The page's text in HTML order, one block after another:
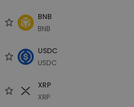
BNB
BNB
USDC
USDC
XRP
XRP